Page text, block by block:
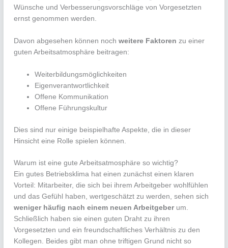
Wünsche und Verbesserungsvorschläge von Vorgesetzten
ernst genommen werden.
Davon abgesehen können nochweitere Faktoren zu einer
guten Arbeitsatmosphäre beitragen:
Weiterbildungsmöglichkeiten
Eigenverantwortlichkeit
Offene Kommunikation
Offene Führungskultur
Dies sind nur einige beispielhafte Aspekte, die in dieser
Hinsicht eine Rolle spielen können.
Warum ist eine gute Arbeitsatmosphäre so wichtig?
Ein gutes Betriebsklima hat einen zunächst einen klaren
Vorteil: Mitarbeiter, die sich bei ihrem Arbeitgeber wohlfühlen
und das Gefühl haben, wertgeschätzt zu werden, sehen sich
weniger häufig nach einem neuen Arbeitgeberum.
Schließlich haben sie einen guten Draht zu ihren
Vorgesetzten und ein freundschaftliches Verhältnis zu den
Kollegen. Beides gibt man ohne triftigen Grund nicht so